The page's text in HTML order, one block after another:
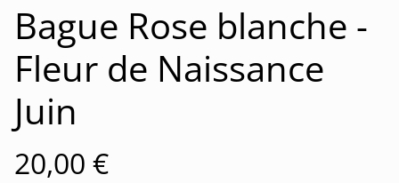
Bague Rose blanche -
Fleur de Naissance
Juin
20,00 €